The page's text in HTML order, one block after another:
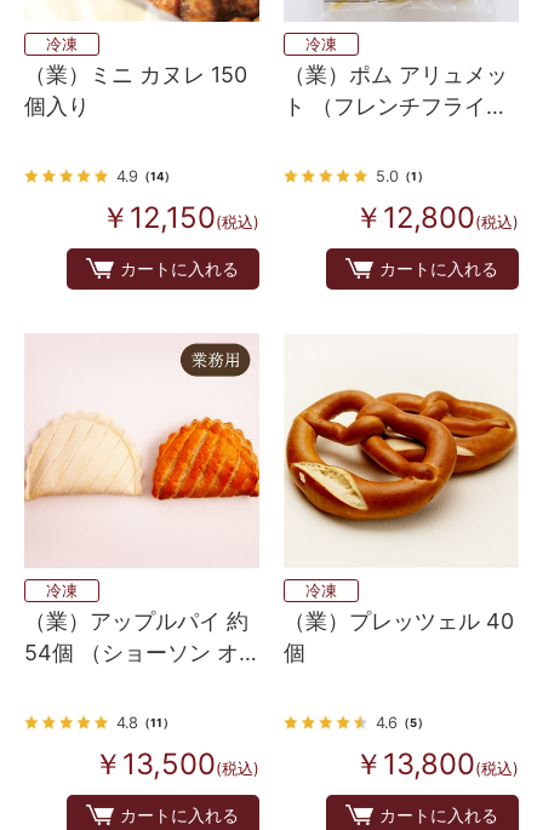
冷凍
（業）ミニ カヌレ 150
個入り
4.9 （14）
￥12,150(税込)
カートに入れる
冷凍
（業）ポム アリュメッ
ト （フレンチフライポ
5.0（1）
￥12,800(税込)
カートに入れる
冷凍
（業）アップルパイ 約
54個 （ショーソン オ
4.8 （11）
￥13,500(税込)
カートに入れる
冷凍
（業）プレッツェル 40
個
4.6 （5）
￥13,800(税込)
カートに入れる